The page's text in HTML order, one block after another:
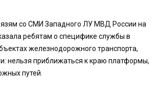
со СМИ Западного ЛУ МВД России на
ребятам о специфике службы в
железнодорожного транспорта,
нельзя приближаться к краю платформы,
путей.